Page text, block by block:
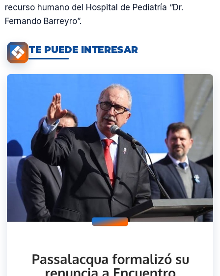
recurso humano del Hospital de Pediatría “Dr.
Fernando Barreyro”.
TE PUEDE INTERESAR